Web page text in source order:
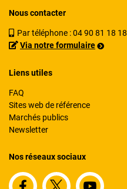
Nous contacter
Par téléphone :04 90 81 18 18
Via notre formulaire
Liens utiles
FAQ
Sites web de référence
Marchés publics
Newsletter
Nos réseaux sociaux